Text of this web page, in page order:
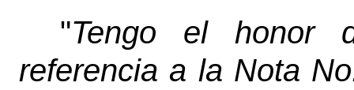
"Tengo el honor
referencia a la Nota